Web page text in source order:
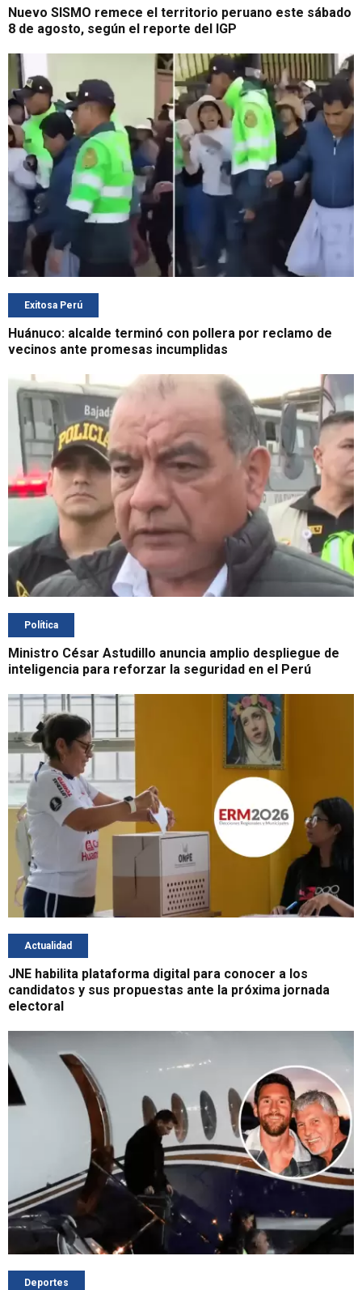
Nuevo SISMO remece el territorio peruano este sábado
8 de agosto, según el reporte del IGP
Exitosa Perú
Huánuco: alcalde terminó con pollera por reclamo de
vecinos ante promesas incumplidas
Política
Ministro César Astudillo anuncia amplio despliegue de
inteligencia para reforzar la seguridad en el Perú
Actualidad
JNE habilita plataforma digital para conocer a los
candidatos y sus propuestas ante la próxima jornada
electoral
Deportes